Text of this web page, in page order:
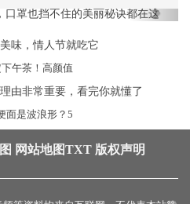
Next
午茶！高颜值
面是波浪形？5
网站地图TXT 版权声明